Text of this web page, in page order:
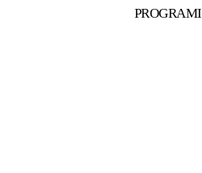
PROGRAMI